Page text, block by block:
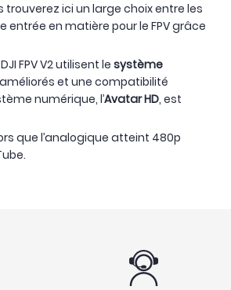
ici un large choix entre les
entrée en matière pour le FPV grâce
FPV V2 utilisent lesystème
et une compatibilité
numérique, l’Avatar HD, est
que l’analogique atteint 480p